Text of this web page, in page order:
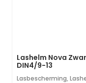
Lashelm Nova
DIN4/9-13
Lasbescherming,